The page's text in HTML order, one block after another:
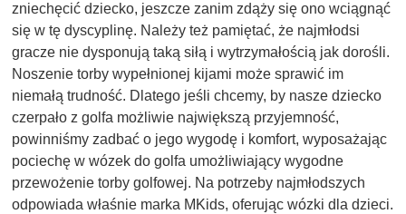
zniechęcić dziecko, jeszcze zanim zdąży się ono wciągnąć
się w tę dyscyplinę. Należy też pamiętać, że najmłodsi
gracze nie dysponują taką siłą i wytrzymałością jak dorośli.
Noszenie torby wypełnionej kijami może sprawić im
niemałą trudność. Dlatego jeśli chcemy, by nasze dziecko
czerpało z golfa możliwie największą przyjemność,
powinniśmy zadbać o jego wygodę i komfort, wyposażając
pociechę w wózek do golfa umożliwiający wygodne
przewożenie torby golfowej. Na potrzeby najmłodszych
odpowiada właśnie marka MKids, oferując wózki dla dzieci.